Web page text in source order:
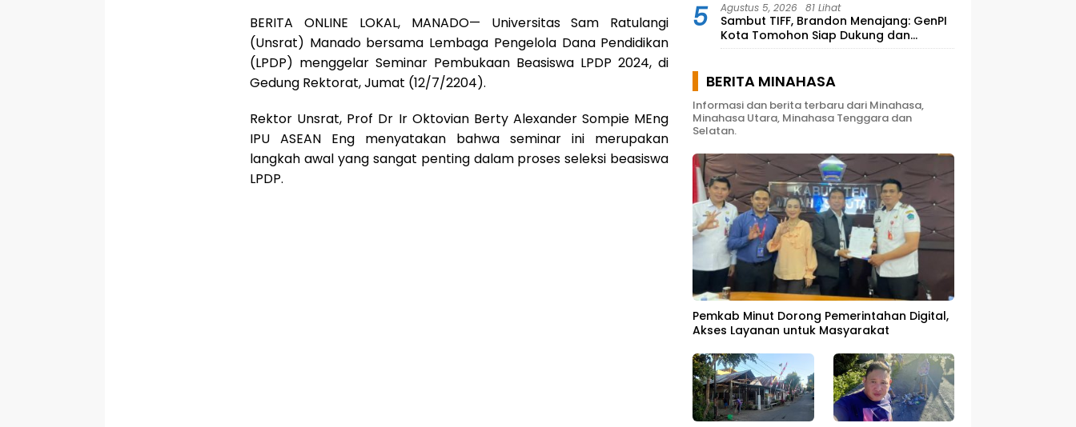
BERITA ONLINE LOKAL, MANADO— Universitas Sam Ratulangi
(Unsrat) Manado bersama Lembaga Pengelola Dana Pendidikan
(LPDP) menggelar Seminar Pembukaan Beasiswa LPDP 2024, di
Gedung Rektorat, Jumat (12/7/2204).
Rektor Unsrat, Prof Dr Ir Oktovian Berty Alexander Sompie MEng
IPU ASEAN Eng menyatakan bahwa seminar ini merupakan
langkah awal yang sangat penting dalam proses seleksi beasiswa
LPDP.
5 Agustus 5, 2026 81 Lihat
Sambut TIFF, Brandon Menajang: ​GenPI
Kota Tomohon Siap Dukung dan
Sukseskan TIFF 2026
BERITA MINAHASA
Informasi dan berita terbaru dari Minahasa,
Minahasa Utara, Minahasa Tenggara dan
Selatan.
Pemkab Minut Dorong Pemerintahan Digital,
Akses Layanan untuk Masyarakat